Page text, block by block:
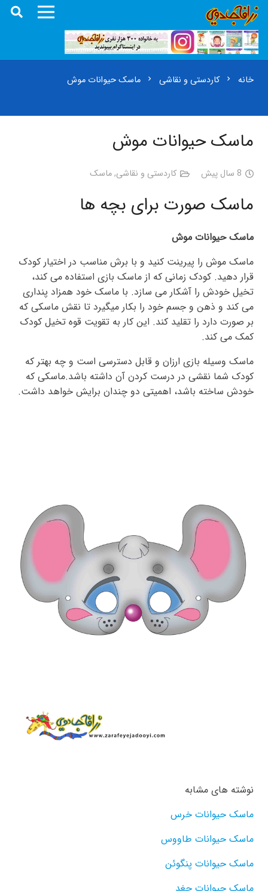
خانه chevron_right کاردستی و نقاشی chevron_right ماسک حیوانات موش
ماسک حیوانات موش
8 سال پیش کاردستی و نقاشی,ماسک
ماسک صورت برای بچه ها
ماسک حیوانات موش
ماسک موش را پیرینت کنید و با برش مناسب در اختیار کودک
قرار دهید. کودک زمانی که از ماسک بازی استفاده می کند،
تخیل خودش را آشکار می سازد. با ماسک خود همزاد پنداری
می کند و ذهن و جسم خود را بکار میگیرد تا نقش ماسکی که
بر صورت دارد را تقلید کند. این کار به تقویت قوه تخیل کودک
کمک می کند.
ماسک وسیله بازی ارزان و قابل دسترسی است و چه بهتر که
کودک شما نقشی در درست کردن آن داشته باشد.ماسکی که
خودش ساخته باشد، اهمیتی دو چندان برایش خواهد داشت.
نوشته های مشابه
ماسک حیوانات خرس
ماسک حیوانات طاووس
ماسک حیوانات پنگوئن